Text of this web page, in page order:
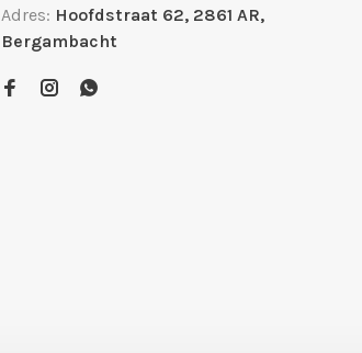
Adres: Hoofdstraat 62, 2861 AR,
Bergambacht